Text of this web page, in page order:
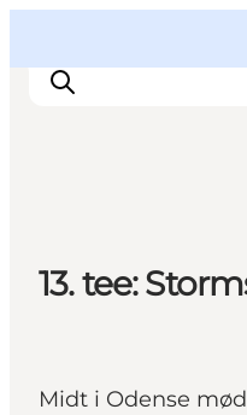
Oplevelser
Outdoor
Book lokale
13. tee:
Midt i Odense